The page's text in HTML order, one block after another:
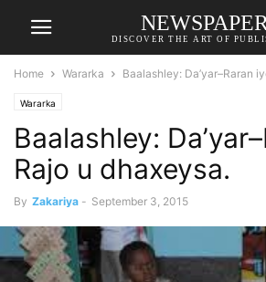
NEWSPAPER
DISCOVER THE ART OF
Home Wararka Baalashley: Da’yar–Raran
Wararka
Baalashley:
Rajo u dhaxeysa.
By Zakariya - September 3, 2015